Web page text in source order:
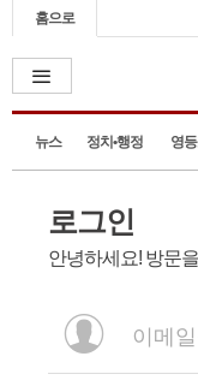
홈으로
뉴스 정치•행정 영
로그인
안녕하세요! 방문